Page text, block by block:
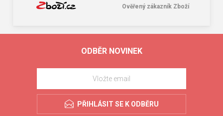
Ověřený zákazník Zboží
ODBĚR NOVINEK
PŘIHLÁSIT SE K ODBĚRU